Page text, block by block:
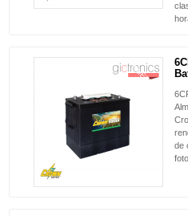
NUEVO
de